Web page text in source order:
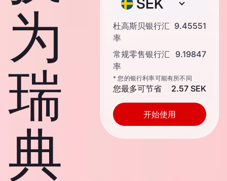
为
瑞
典
杜高斯贝银行汇
率
9.45551
常规零售银行汇
率
9.19847
* 您的银行利率可能有所不同
您最多可节省 2.57 SEK
开始使用